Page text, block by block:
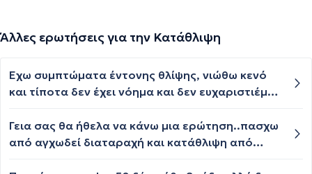
Άλλες ερωτήσεις για την Κατάθλιψη
Έχω συμπτώματα έντονης θλίψης, νιώθω κενό
και τίποτα δεν έχει νόημα και δεν ευχαριστιέμαι
κάποιες φορές πιάνω το λαιμό μου για να μη
νιώθω αυτό το σφίξιμο .. Κλαίω χωρίς λόγο ..
Γεια σας θα ήθελα να κάνω μια ερώτηση..πασχω
από αγχωδεί διαταραχή και κατάθλιψη από